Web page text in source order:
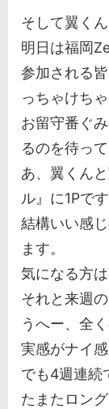
そして翼くん
明日は福岡
参加される
っちゃけち
お留守番ぐ
るのを待っ
あ、翼くん
ル』に1Pで
結構いい感
ます。
気になる方
それと来週
うへー、全
実感がナイ
でも4週連続
たまたロン